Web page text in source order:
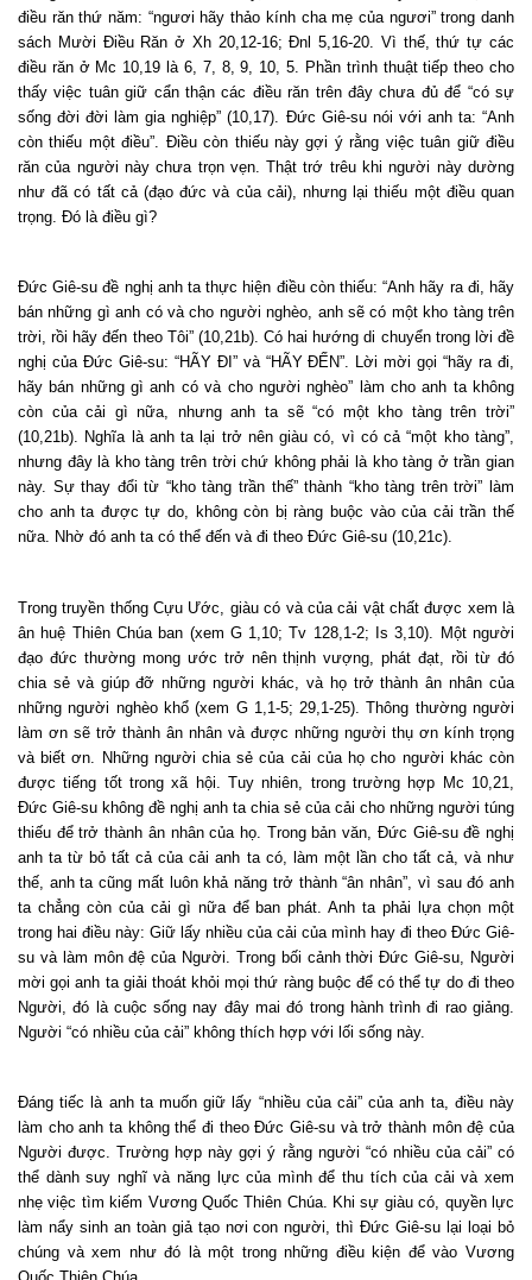
điều răn thứ năm: “ngươi hãy thảo kính cha mẹ của ngươi” trong danh
sách Mười Điều Răn ở Xh 20,12-16; Đnl 5,16-20. Vì thế, thứ tự các
điều răn ở Mc 10,19 là 6, 7, 8, 9, 10, 5. Phần trình thuật tiếp theo cho
thấy việc tuân giữ cẩn thận các điều răn trên đây chưa đủ để “có sự
sống đời đời làm gia nghiệp” (10,17). Đức Giê-su nói với anh ta: “Anh
còn thiếu một điều”. Điều còn thiếu này gợi ý rằng việc tuân giữ điều
răn của người này chưa trọn vẹn. Thật trớ trêu khi người này dường
như đã có tất cả (đạo đức và của cải), nhưng lại thiếu một điều quan
trọng. Đó là điều gì?
Đức Giê-su đề nghị anh ta thực hiện điều còn thiếu: “Anh hãy ra đi, hãy
bán những gì anh có và cho người nghèo, anh sẽ có một kho tàng trên
trời, rồi hãy đến theo Tôi” (10,21b). Có hai hướng di chuyển trong lời đề
nghị của Đức Giê-su: “HÃY ĐI” và “HÃY ĐẾN”. Lời mời gọi “hãy ra đi,
hãy bán những gì anh có và cho người nghèo” làm cho anh ta không
còn của cải gì nữa, nhưng anh ta sẽ “có một kho tàng trên trời”
(10,21b). Nghĩa là anh ta lại trở nên giàu có, vì có cả “một kho tàng”,
nhưng đây là kho tàng trên trời chứ không phải là kho tàng ở trần gian
này. Sự thay đổi từ “kho tàng trần thế” thành “kho tàng trên trời” làm
cho anh ta được tự do, không còn bị ràng buộc vào của cải trần thế
nữa. Nhờ đó anh ta có thể đến và đi theo Đức Giê-su (10,21c).
Trong truyền thống Cựu Ước, giàu có và của cải vật chất được xem là
ân huệ Thiên Chúa ban (xem G 1,10; Tv 128,1-2; Is 3,10). Một người
đạo đức thường mong ước trở nên thịnh vượng, phát đạt, rồi từ đó
chia sẻ và giúp đỡ những người khác, và họ trở thành ân nhân của
những người nghèo khổ (xem G 1,1-5; 29,1-25). Thông thường người
làm ơn sẽ trở thành ân nhân và được những người thụ ơn kính trọng
và biết ơn. Những người chia sẻ của cải của họ cho người khác còn
được tiếng tốt trong xã hội. Tuy nhiên, trong trường hợp Mc 10,21,
Đức Giê-su không đề nghị anh ta chia sẻ của cải cho những người túng
thiếu để trở thành ân nhân của họ. Trong bản văn, Đức Giê-su đề nghị
anh ta từ bỏ tất cả của cải anh ta có, làm một lần cho tất cả, và như
thế, anh ta cũng mất luôn khả năng trở thành “ân nhân”, vì sau đó anh
ta chẳng còn của cải gì nữa để ban phát. Anh ta phải lựa chọn một
trong hai điều này: Giữ lấy nhiều của cải của mình hay đi theo Đức Giê-
su và làm môn đệ của Người. Trong bối cảnh thời Đức Giê-su, Người
mời gọi anh ta giải thoát khỏi mọi thứ ràng buộc để có thể tự do đi theo
Người, đó là cuộc sống nay đây mai đó trong hành trình đi rao giảng.
Người “có nhiều của cải” không thích hợp với lối sống này.
Đáng tiếc là anh ta muốn giữ lấy “nhiều của cải” của anh ta, điều này
làm cho anh ta không thể đi theo Đức Giê-su và trở thành môn đệ của
Người được. Trường hợp này gợi ý rằng người “có nhiều của cải” có
thể dành suy nghĩ và năng lực của mình để thu tích của cải và xem
nhẹ việc tìm kiếm Vương Quốc Thiên Chúa. Khi sự giàu có, quyền lực
làm nẩy sinh an toàn giả tạo nơi con người, thì Đức Giê-su lại loại bỏ
chúng và xem như đó là một trong những điều kiện để vào Vương